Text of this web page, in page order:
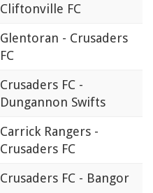
Cliftonville FC
Glentoran - Crusaders
FC
Crusaders FC -
Dungannon Swifts
Carrick Rangers -
Crusaders FC
Crusaders FC - Bangor